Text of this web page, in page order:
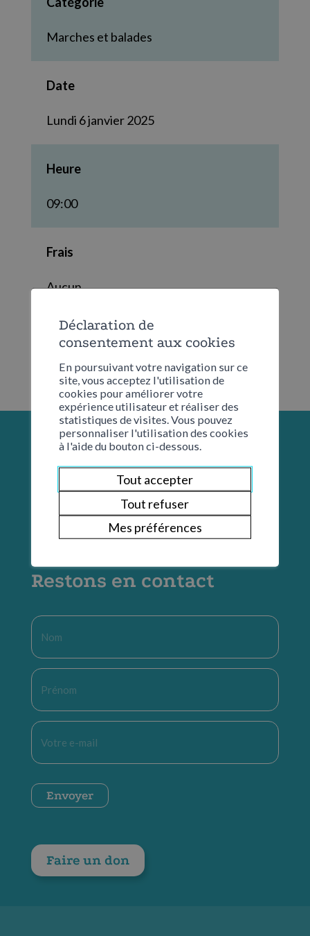
Marches et balades
Date
Lundi 6 janvier 2025
Heure
09:00
Frais
Aucun
Restons en contact
Nom
Prénom
E-
mail
CAPTCHA
Envoyer
Faire un don
Déclaration de
consentement aux cookies
En poursuivant votre navigation sur ce
site, vous acceptez l'utilisation de
cookies pour améliorer votre
expérience utilisateur et réaliser des
statistiques de visites. Vous pouvez
personnaliser l'utilisation des cookies
à l'aide du bouton ci-dessous.
Tout accepter
Tout refuser
Mes préférences